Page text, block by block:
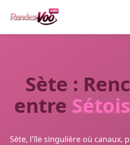
Sète :
entre Sétois
Sète, l'île singulière où canaux,